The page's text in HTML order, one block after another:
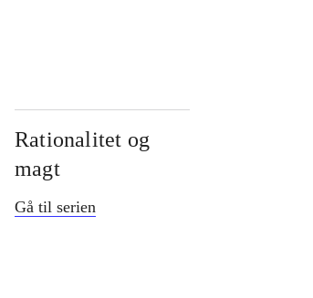
Rationalitet og
magt
Gå til serien